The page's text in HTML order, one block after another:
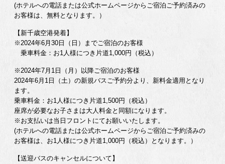
(ホテルへの電話または公式ホームページからご宿泊ご予約済みの
お客様は、無料となります。）
【新千歳空港発着】
※2024年6月30日（日）までご宿泊のお客様
乗車料金：お1人様につき片道1,000円（税込）
※2024年7月1日（月）以降ご宿泊のお客様
2024年6月1日（土）の新規バスご予約分より、新料金適用となり
ます。
乗車料金：お1人様につき片道1,500円（税込）
座席が必要なお子さまは大人料金と同額になります。
※お支払いは当日フロントにてお願いいたします。
(ホテルへの電話または公式ホームページからご宿泊ご予約済みの
お客様は、お1人様につき片道1,000円（税込）となります。）
【送迎バスのキャンセルについて】